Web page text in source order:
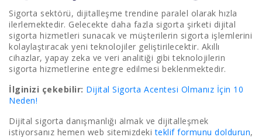
Sigorta sektörü, dijitalleşme trendine paralel olarak hızla
ilerlemektedir. Gelecekte daha fazla sigorta şirketi dijital
sigorta hizmetleri sunacak ve müşterilerin sigorta işlemlerini
kolaylaştıracak yeni teknolojiler geliştirilecektir. Akıllı
cihazlar, yapay zeka ve veri analitiği gibi teknolojilerin
sigorta hizmetlerine entegre edilmesi beklenmektedir.
İlginizi çekebilir: Dijital Sigorta Acentesi Olmanız İçin 10
Neden!
Dijital sigorta danışmanlığı almak ve dijitalleşmek
istiyorsanız hemen web sitemizdekiteklif formunu doldurun,